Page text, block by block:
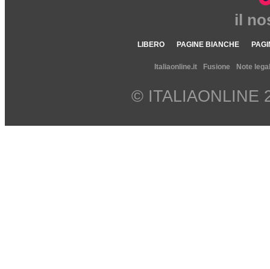
il
LIBERO PAGINE BIANCHE
Italiaonline.it Fusione Note
© ITALIAONLINE